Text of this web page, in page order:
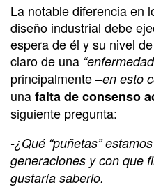
La notable diferencia en
diseño industrial debe
espera de él y su nivel
claro de una
principalmente –en esto
unafalta de consenso
siguiente pregunta:
-¿Qué “puñetas”
generaciones y con que
gustaría saberlo.